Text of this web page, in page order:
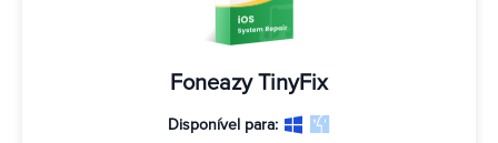
Foneazy TinyFix
Disponível para: